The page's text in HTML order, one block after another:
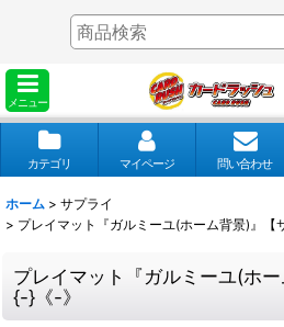
メニュー
カテゴリ マイページ 問い合わせ
ホーム > サプライ
> プレイマット『ガルミーユ(ホーム背景)』【
プレイマット『ガルミーユ(ホー
{-}《-》